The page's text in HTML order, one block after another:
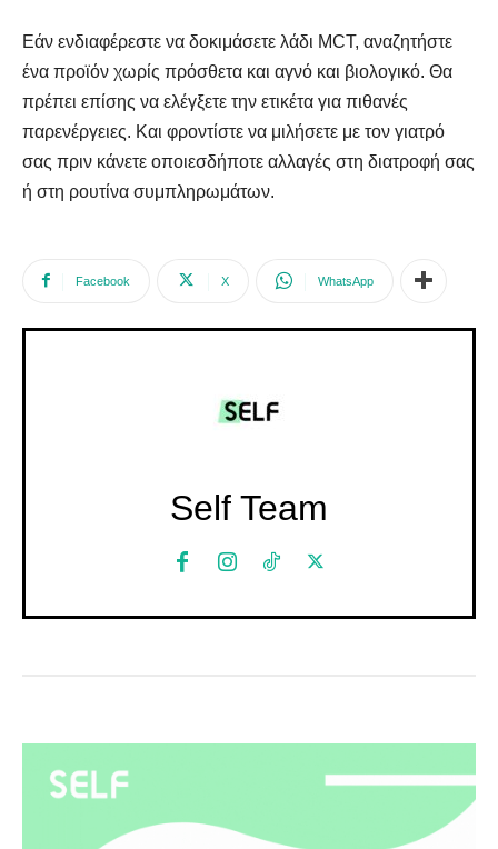
Εάν ενδιαφέρεστε να δοκιμάσετε λάδι MCT, αναζητήστε
ένα προϊόν χωρίς πρόσθετα και αγνό και βιολογικό. Θα
πρέπει επίσης να ελέγξετε την ετικέτα για πιθανές
παρενέργειες. Και φροντίστε να μιλήσετε με τον γιατρό
σας πριν κάνετε οποιεσδήποτε αλλαγές στη διατροφή σας
ή στη ρουτίνα συμπληρωμάτων.
Facebook X WhatsApp
Self Team